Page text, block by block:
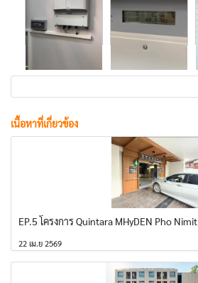
เนื้อหาที่เกี่ยวข้อง
EP.5 โครงการ Quintara MHyDEN Pho Nimit
22 เม.ย 2569